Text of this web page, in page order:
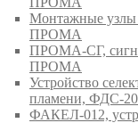
Монтажные узлы
ПРОМА
ПРОМА-СГ,
ПРОМА
Устройство
пламени, ФДС-
ФАКЕЛ-012,